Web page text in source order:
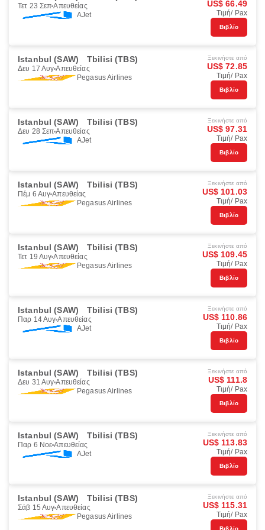
Τετ 23 Σεπ Απευθείας
AJet
US$ 66.49
Τιμή/ Pax
Βιβλίο
Istanbul (SAW) Tbilisi (TBS)
Δευ 17 Αυγ Απευθείας
Pegasus Airlines
Ξεκινήστε από
US$ 72.85
Τιμή/ Pax
Βιβλίο
Istanbul (SAW) Tbilisi (TBS)
Δευ 28 Σεπ Απευθείας
AJet
Ξεκινήστε από
US$ 97.31
Τιμή/ Pax
Βιβλίο
Istanbul (SAW) Tbilisi (TBS)
Πέμ 6 Αυγ Απευθείας
Pegasus Airlines
Ξεκινήστε από
US$ 101.03
Τιμή/ Pax
Βιβλίο
Istanbul (SAW) Tbilisi (TBS)
Τετ 19 Αυγ Απευθείας
Pegasus Airlines
Ξεκινήστε από
US$ 109.45
Τιμή/ Pax
Βιβλίο
Istanbul (SAW) Tbilisi (TBS)
Παρ 14 Αυγ Απευθείας
AJet
Ξεκινήστε από
US$ 110.86
Τιμή/ Pax
Βιβλίο
Istanbul (SAW) Tbilisi (TBS)
Δευ 31 Αυγ Απευθείας
Pegasus Airlines
Ξεκινήστε από
US$ 111.8
Τιμή/ Pax
Βιβλίο
Istanbul (SAW) Tbilisi (TBS)
Παρ 6 Νοε Απευθείας
AJet
Ξεκινήστε από
US$ 113.83
Τιμή/ Pax
Βιβλίο
Istanbul (SAW) Tbilisi (TBS)
Σάβ 15 Αυγ Απευθείας
Pegasus Airlines
Ξεκινήστε από
US$ 115.31
Τιμή/ Pax
Βιβλίο